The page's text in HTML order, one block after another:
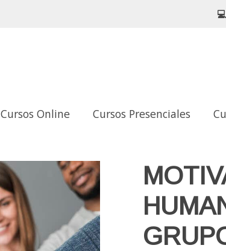
Cursos Online Cursos Presenciales